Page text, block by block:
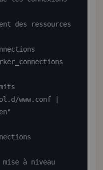
des ressources
www.conf |
à niveau